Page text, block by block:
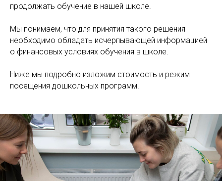
продолжать обучение в нашей школе.
Мы понимаем, что для принятия такого решения
необходимо обладать исчерпывающей информацией
о финансовых условиях обучения в школе.
Ниже мы подробно изложим стоимость и режим
посещения дошкольных программ.